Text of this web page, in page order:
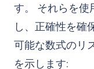
す。 それらを使
し、正確性を確
可能な数式のリ
を示します: